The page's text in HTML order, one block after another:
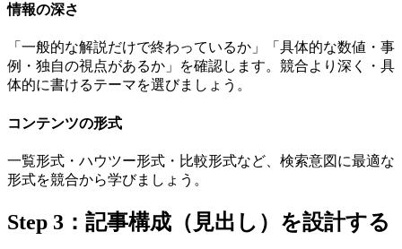
情報の深さ
「一般的な解説だけで終わっているか」「具体的な数値・事
例・独自の視点があるか」を確認します。競合より深く・具
体的に書けるテーマを選びましょう。
コンテンツの形式
一覧形式・ハウツー形式・比較形式など、検索意図に最適な
形式を競合から学びましょう。
Step 3：記事構成（見出し）を設計する